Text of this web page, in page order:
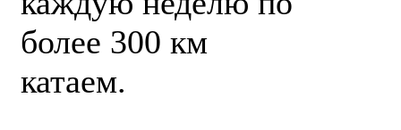
более 300 км
катаем.